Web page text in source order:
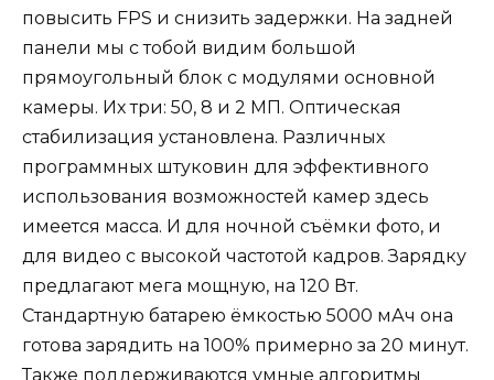
повысить FPS и снизить задержки. На задней
панели мы с тобой видим большой
прямоугольный блок с модулями основной
камеры. Их три: 50, 8 и 2 МП. Оптическая
стабилизация установлена. Различных
программных штуковин для эффективного
использования возможностей камер здесь
имеется масса. И для ночной съёмки фото, и
для видео с высокой частотой кадров. Зарядку
предлагают мега мощную, на 120 Вт.
Стандартную батарею ёмкостью 5000 мАч она
готова зарядить на 100% примерно за 20 минут.
Также поддерживаются умные алгоритмы